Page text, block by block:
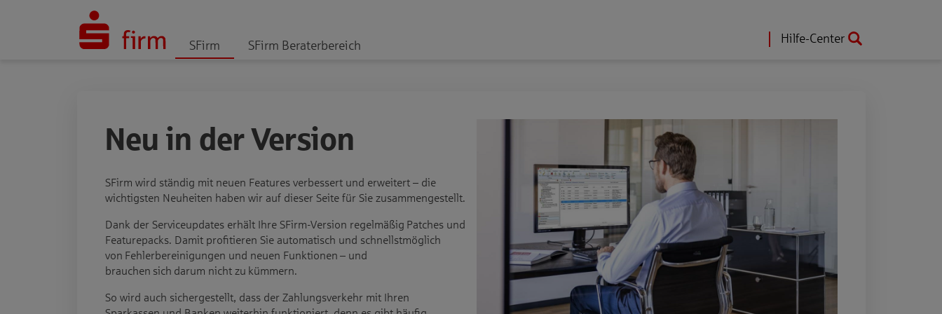
Hilfe-Center
SFirm SFirm Beraterbereich
Neu in der Version
SFirm wird ständig mit neuen Features verbessert und erweitert – die
wichtigsten Neuheiten haben wir auf dieser Seite für Sie zusammengestellt.
Dank der Serviceupdates erhält Ihre SFirm-Version regelmäßig Patches und
Featurepacks. Damit profitieren Sie automatisch und schnellstmöglich
von Fehlerbereinigungen und neuen Funktionen – und
brauchen sich darum nicht zu kümmern.
So wird auch sichergestellt, dass der Zahlungsverkehr mit Ihren